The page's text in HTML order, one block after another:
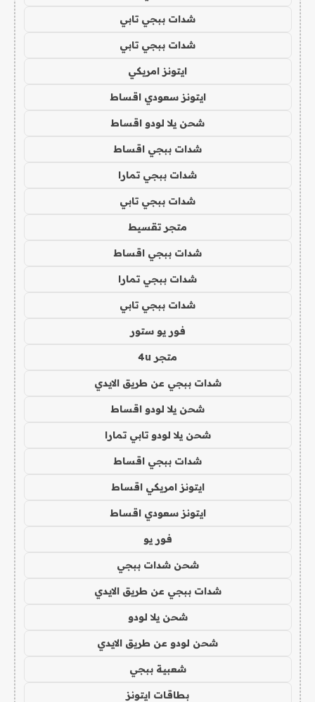
شدات ببجي تابي
شدات ببجي تابي
ايتونز امريكي
ايتونز سعودي اقساط
شحن يلا لودو اقساط
شدات ببجي اقساط
شدات ببجي تمارا
شدات ببجي تابي
متجر تقسيط
شدات ببجي اقساط
شدات ببجي تمارا
شدات ببجي تابي
فور يو ستور
متجر 4u
شدات ببجي عن طريق الايدي
شحن يلا لودو اقساط
شحن يلا لودو تابي تمارا
شدات ببجي اقساط
ايتونز امريكي اقساط
ايتونز سعودي اقساط
فور يو
شحن شدات ببجي
شدات ببجي عن طريق الايدي
شحن يلا لودو
شحن لودو عن طريق الايدي
شعبية ببجي
بطاقات ايتونز